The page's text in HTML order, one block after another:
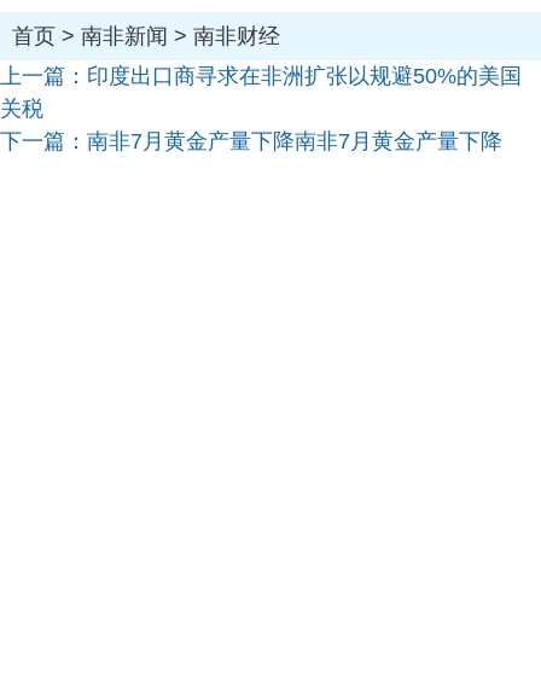
首页 > 南非新闻 > 南非财经
上一篇： 印度出口商寻求在非洲扩张以规避50%的美国
关税
下一篇： 南非7月黄金产量下降南非7月黄金产量下降